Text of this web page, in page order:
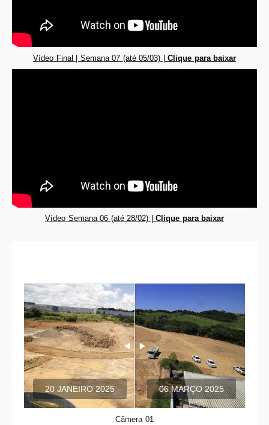
Vídeo Final | Semana 07 (até 05/03) | Clique para baixar
Vídeo Semana 06 (até 28/02) | Clique para baixar
20 JANEIRO 2025 06 MARÇO 2025
Câmera 01